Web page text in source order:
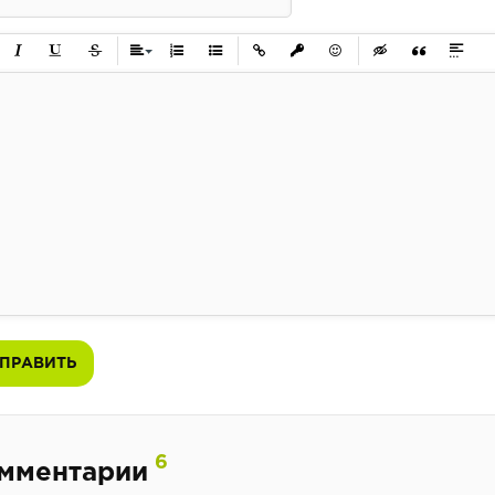
КурсивПодчеркнутый
ЗачеркнутыйВыравнивание
Нумерованный список
Маркированный список
Вставить ссылку
Вставить защищенную
Вставить смайлик
Вставка скрытого
Вставка
6